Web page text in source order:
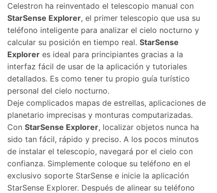
Celestron ha reinventado el telescopio manual con
StarSense Explorer, el primer telescopio que usa su
teléfono inteligente para analizar el cielo nocturno y
calcular su posición en tiempo real. StarSense
Explorer es ideal para principiantes gracias a la
interfaz fácil de usar de la aplicación y tutoriales
detallados. Es como tener tu propio guía turístico
personal del cielo nocturno.
Deje complicados mapas de estrellas, aplicaciones de
planetario imprecisas y monturas computarizadas.
Con StarSense Explorer, localizar objetos nunca ha
sido tan fácil, rápido y preciso. A los pocos minutos
de instalar el telescopio, navegará por el cielo con
confianza. Simplemente coloque su teléfono en el
exclusivo soporte StarSense e inicie la aplicación
StarSense Explorer. Después de alinear su teléfono